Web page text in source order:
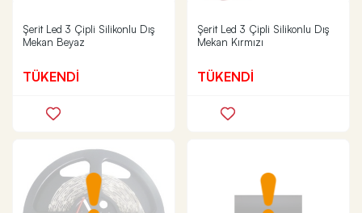
Şerit Led 3 Çipli Silikonlu Dış
Mekan Beyaz
TÜKENDİ
Şerit Led 3 Çipli Silikonlu Dış
Mekan Kırmızı
TÜKENDİ